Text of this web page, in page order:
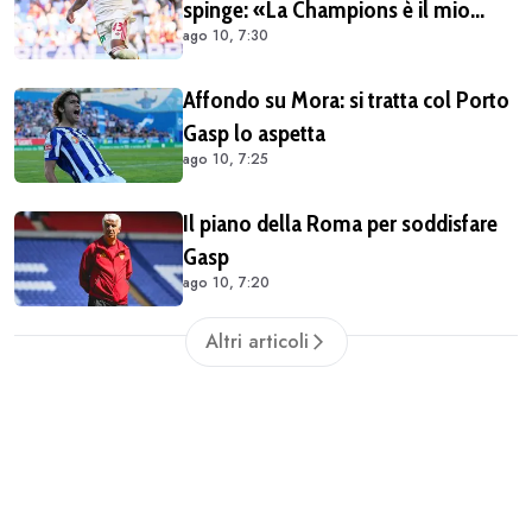
spinge: «La Champions è il mio
Mondiale. Endrick? Ci spero»
ago 10, 7:30
Affondo su Mora: si tratta col Porto
Gasp lo aspetta
ago 10, 7:25
Il piano della Roma per soddisfare
Gasp
ago 10, 7:20
Altri articoli